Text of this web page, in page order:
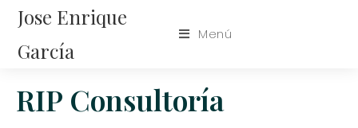
Jose Enrique
García
Menú
RIP Consultoría